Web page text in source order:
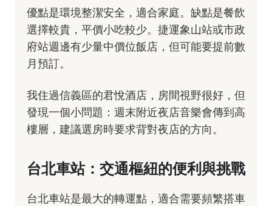
優點是環境整潔安全，適合家庭。缺點是餐飲
選擇較貴，平價小吃較少。捷運象山站或市政
府站週邊有少量中價位飯店，但可能要提前數
月預訂。
我住過信義區的君悅酒店，房間視野很好，但
發現一個小問題：週末附近夜店音樂會傳到高
樓層，建議選房時要求背對夜店的方向。
台北車站：交通樞紐的便利與挑戰
台北車站是最大的轉運點，適合需要頻繁搭車